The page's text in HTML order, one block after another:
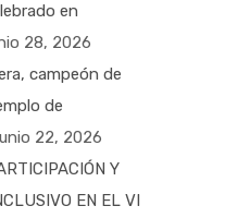
en
28, 2026
campeón de
de
22, 2026
Y
EN EL VI